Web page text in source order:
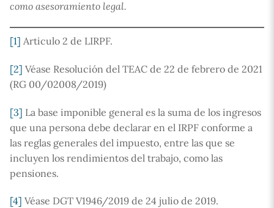
como asesoramiento legal.
[1] Articulo 2 de LIRPF.
[2] Véase Resolución del TEAC de 22 de febrero de 2021
(RG 00/02008/2019)
[3] La base imponible general es la suma de los ingresos
que una persona debe declarar en el IRPF conforme a
las reglas generales del impuesto, entre las que se
incluyen los rendimientos del trabajo, como las
pensiones.
[4] Véase DGT V1946/2019 de 24 julio de 2019.